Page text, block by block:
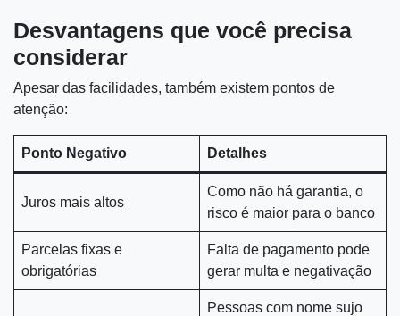
Desvantagens que você precisa
considerar
Apesar das facilidades, também existem pontos de
atenção:
Ponto Negativo Detalhes
Juros mais altos
Como não há garantia, o
risco é maior para o banco
Parcelas fixas e
obrigatórias
Falta de pagamento pode
gerar multa e negativação
Pessoas com nome sujo